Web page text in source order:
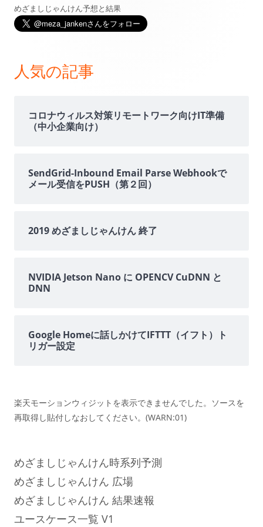
メ
ン
めざましじゃんけん予想と結果
人気の記事
コロナウィルス対策リモートワーク向けIT準備
（中小企業向け）
SendGrid-Inbound Email Parse Webhookで
メール受信をPUSH（第２回）
2019 めざましじゃんけん 終了
NVIDIA Jetson Nano に OPENCV CuDNN と
DNN
Google Homeに話しかけてIFTTT（イフト）ト
リガー設定
楽天モーションウィジットを表示できませんでした。ソースを
再取得し貼付しなおしてください。(WARN:01)
めざましじゃんけん時系列予測
めざましじゃんけん 広場
めざましじゃんけん 結果速報
ユースケース一覧 V1